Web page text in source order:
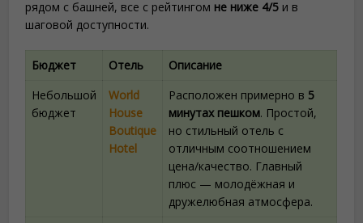
рядом с башней, все с рейтингом не ниже 4/5 и в
шаговой доступности.
Бюджет Отель
Описание
Небольшой
бюджет
World
House
Boutique
Hotel
Расположен примерно в 5
минутах пешком. Простой,
но стильный отель с
отличным соотношением
цена/качество. Главный
плюс — молодёжная и
дружелюбная атмосфера.